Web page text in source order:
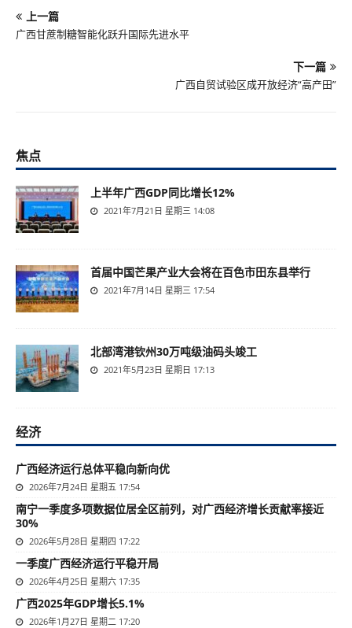
上一篇
广西甘蔗制糖智能化跃升国际先进水平
下一篇
广西自贸试验区成开放经济“高产田”
焦点
上半年广西GDP同比增长12%
2021年7月21日 星期三 14:08
首届中国芒果产业大会将在百色市田东县举行
2021年7月14日 星期三 17:54
北部湾港钦州30万吨级油码头竣工
2021年5月23日 星期日 17:13
经济
广西经济运行总体平稳向新向优
2026年7月24日 星期五 17:54
南宁一季度多项数据位居全区前列，对广西经济增长贡献率接近
30%
2026年5月28日 星期四 17:22
一季度广西经济运行平稳开局
2026年4月25日 星期六 17:35
广西2025年GDP增长5.1%
2026年1月27日 星期二 17:20